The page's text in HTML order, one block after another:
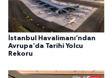
İstanbul Havalimanı’ndan
Avrupa’da Tarihi Yolcu
Rekoru